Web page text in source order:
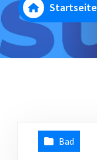
Startseite
Bad